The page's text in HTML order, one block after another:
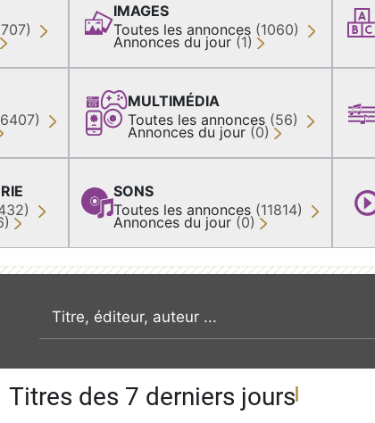
IMAGES
Toutes les annonces (1060)
Annonces du jour (1)
MULTIMÉDIA
Toutes les annonces (56)
Annonces du jour (0)
SONS
Toutes les annonces (11814)
Annonces du jour (0)
recherche par mot clé
Titres des 7 derniers jours